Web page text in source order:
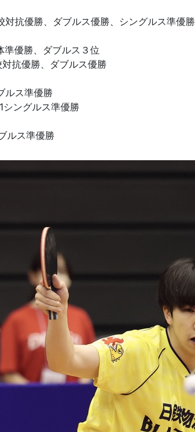
優勝、ダブルス優勝、シングルス準優勝
勝、ダブルス３位
勝、ダブルス優勝
準優勝
ス準優勝
ス準優勝